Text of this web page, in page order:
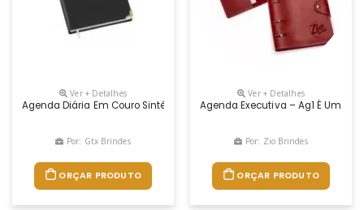
Ver + Detalhes
Agenda Diária Em Couro Sintético Com Cantoneiras De Metal E Marca
Por: Gtx Brindes
ORÇAR PRODUTO
Ver + Detalhes
Agenda Executiva – Ag1 É Um
Por: Zio Brindes
ORÇAR PRODUTO